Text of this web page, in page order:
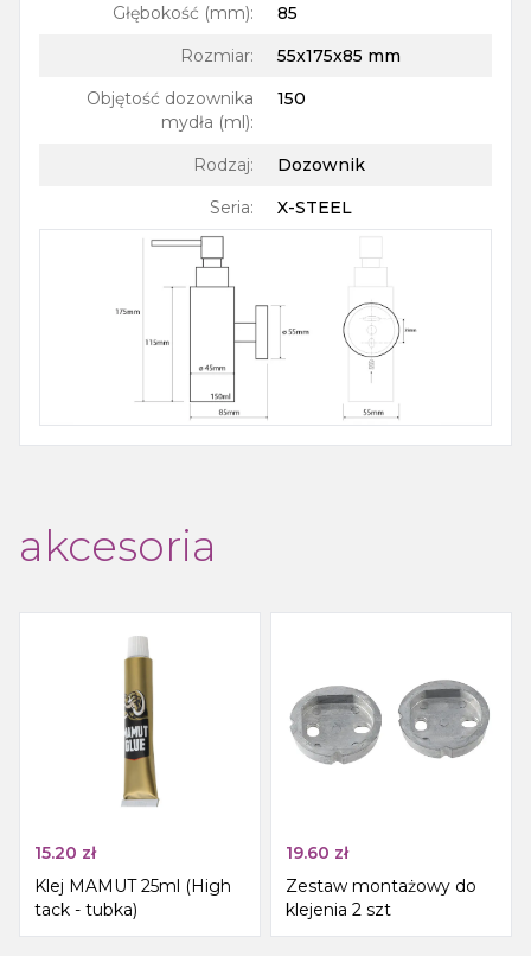
Głębokość (mm):
85
Rozmiar:
55x175x85 mm
Objętość dozownika
mydła (ml):
150
Rodzaj:
Dozownik
Seria: X-STEEL
akcesoria
15.20 zł
Klej MAMUT 25ml (High
tack - tubka)
19.60 zł
Zestaw montażowy do
klejenia 2 szt